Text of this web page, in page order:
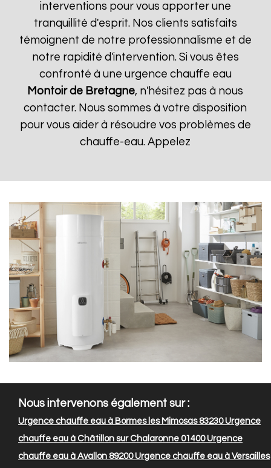
interventions pour vous apporter une
tranquillité d'esprit. Nos clients satisfaits
témoignent de notre professionnalisme et de
notre rapidité d'intervention. Si vous êtes
confronté à une urgence chauffe eau
Montoir de Bretagne, n'hésitez pas à nous
contacter. Nous sommes à votre disposition
pour vous aider à résoudre vos problèmes de
chauffe-eau. Appelez
Nous intervenons également sur :
Urgence chauffe eau à Bormes les Mimosas 83230Urgence
chauffe eau à Châtillon sur Chalaronne 01400Urgence
chauffe eau à Avallon 89200Urgence chauffe eau à Versailles